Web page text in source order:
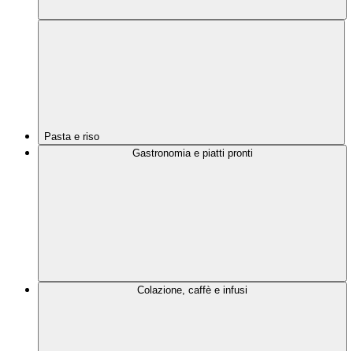
Pasta e riso
Gastronomia e piatti pronti
Colazione, caffè e infusi